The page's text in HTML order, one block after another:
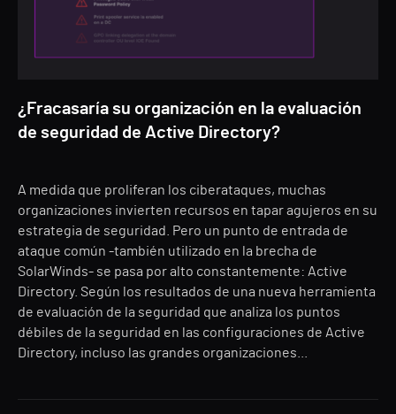
¿Fracasaría su organización en la evaluación
de seguridad de Active Directory?
A medida que proliferan los ciberataques, muchas
organizaciones invierten recursos en tapar agujeros en su
estrategia de seguridad. Pero un punto de entrada de
ataque común -también utilizado en la brecha de
SolarWinds- se pasa por alto constantemente: Active
Directory. Según los resultados de una nueva herramienta
de evaluación de la seguridad que analiza los puntos
débiles de la seguridad en las configuraciones de Active
Directory, incluso las grandes organizaciones...